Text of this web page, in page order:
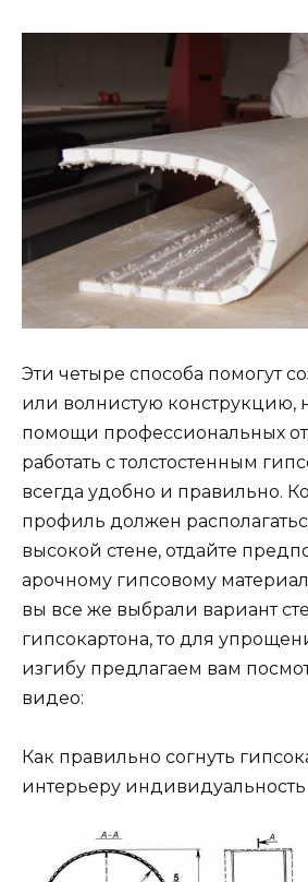
Эти четыре способа помогут
или волнистую конструкцию,
помощи профессиональных
работать с толстостенным
всегда удобно и правильно.
профиль должен
высокой стене, отдайте
арочному гипсовому
вы все же выбрали вариант
гипсокартона, то для
изгибу предлагаем вам
видео:
Как правильно согнуть
интерьеру индивидуальность